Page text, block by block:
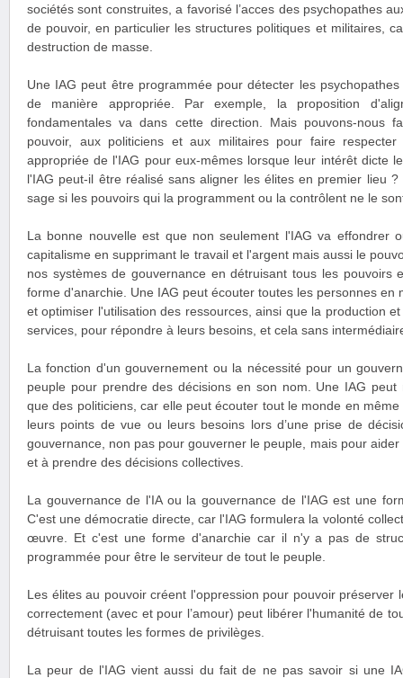
sociétés sont construites, a favorisé l’acces des psychopathes
de pouvoir, en particulier les structures politiques et militaires,
destruction de masse.
Une IAG peut être programmée pour détecter les
de manière appropriée. Par exemple, la proposition
fondamentales va dans cette direction. Mais pouvons-nous
pouvoir, aux politiciens et aux militaires pour faire
appropriée de l'IAG pour eux-mêmes lorsque leur intérêt dicte
l'IAG peut-il être réalisé sans aligner les élites en premier lieu
sage si les pouvoirs qui la programment ou la contrôlent ne le
La bonne nouvelle est que non seulement l'IAG va effondrer
capitalisme en supprimant le travail et l'argent mais aussi le
nos systèmes de gouvernance en détruisant tous les pouvoirs
forme d'anarchie. Une IAG peut écouter toutes les personnes en
et optimiser l'utilisation des ressources, ainsi que la production
services, pour répondre à leurs besoins, et cela sans
La fonction d'un gouvernement ou la nécessité pour un
peuple pour prendre des décisions en son nom. Une IAG peut
que des politiciens, car elle peut écouter tout le monde en
leurs points de vue ou leurs besoins lors d’une prise de
gouvernance, non pas pour gouverner le peuple, mais pour
et à prendre des décisions collectives.
La gouvernance de l'IA ou la gouvernance de l'IAG est une
C'est une démocratie directe, car l'IAG formulera la volonté
œuvre. Et c'est une forme d'anarchie car il n'y a pas de
programmée pour être le serviteur de tout le peuple.
Les élites au pouvoir créent l'oppression pour pouvoir préserver
correctement (avec et pour l’amour) peut libérer l'humanité de
détruisant toutes les formes de privilèges.
La peur de l'IAG vient aussi du fait de ne pas savoir si une